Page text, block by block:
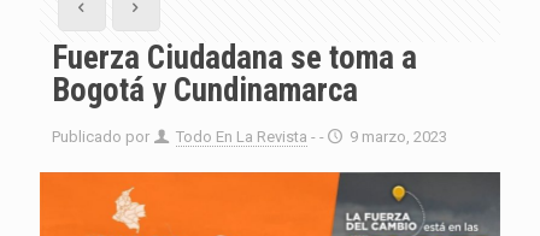
Fuerza Ciudadana se toma a
Bogotá y Cundinamarca
Publicado por Todo En La Revista - - 9 marzo, 2023